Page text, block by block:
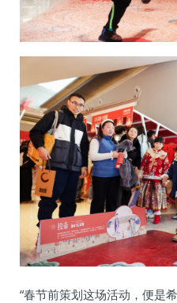
“春节前策划这场活动，便是